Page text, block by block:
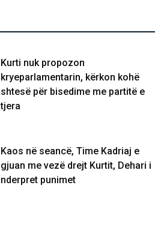
Kurti nuk propozon
kryeparlamentarin, kërkon kohë
shtesë për bisedime me partitë e
tjera
Kaos në seancë, Time Kadriaj e
gjuan me vezë drejt Kurtit, Dehari i
nderpret punimet